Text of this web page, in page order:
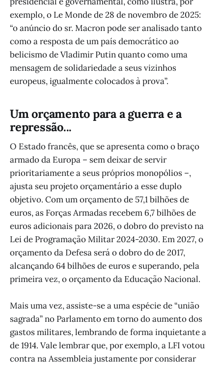
exemplo, o Le Monde de 28 de novembro de 2025:
“o anúncio do sr. Macron pode ser analisado tanto
como a resposta de um país democrático ao
belicismo de Vladimir Putin quanto como uma
mensagem de solidariedade a seus vizinhos
europeus, igualmente colocados à prova”.
Um orçamento para a guerra e a
repressão...
O Estado francês, que se apresenta como o braço
armado da Europa – sem deixar de servir
prioritariamente a seus próprios monopólios –,
ajusta seu projeto orçamentário a esse duplo
objetivo. Com um orçamento de 57,1 bilhões de
euros, as Forças Armadas recebem 6,7 bilhões de
euros adicionais para 2026, o dobro do previsto na
Lei de Programação Militar 2024-2030. Em 2027, o
orçamento da Defesa será o dobro do de 2017,
alcançando 64 bilhões de euros e superando, pela
primeira vez, o orçamento da Educação Nacional.
Mais uma vez, assiste-se a uma espécie de “união
sagrada” no Parlamento em torno do aumento dos
gastos militares, lembrando de forma inquietante a
de 1914. Vale lembrar que, por exemplo, a LFI votou
contra na Assembleia justamente por considerar